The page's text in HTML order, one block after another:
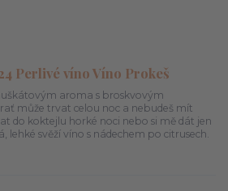
Perlivé víno Víno Prokeš
aroma s broskvovým
může trvat celou noc a nebudeš mít
do koktejlu horké noci nebo si mě dát jen
lehké svěží víno s nádechem po citrusech.